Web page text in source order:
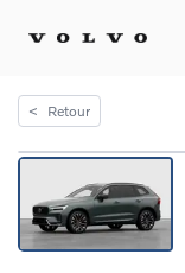
< Retour